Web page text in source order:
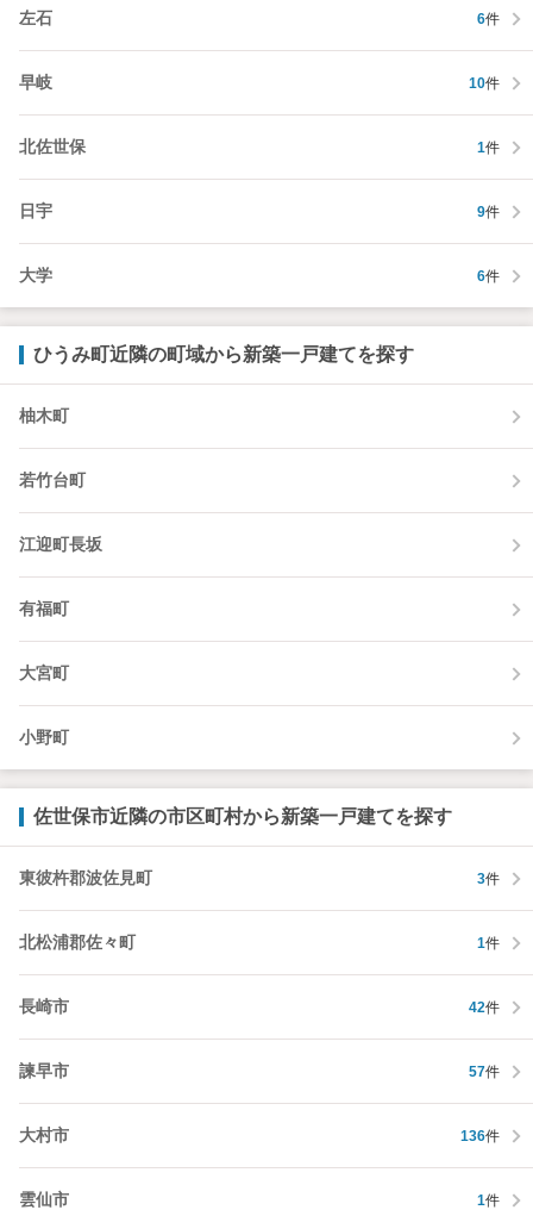
左石 6件
早岐 10件
北佐世保 1件
日宇 9件
大学 6件
ひうみ町近隣の町域から新築一戸建てを探す
柚木町
若竹台町
江迎町長坂
有福町
大宮町
小野町
佐世保市近隣の市区町村から新築一戸建てを探す
東彼杵郡波佐見町 3件
北松浦郡佐々町 1件
長崎市 42件
諫早市 57件
大村市 136件
雲仙市 1件